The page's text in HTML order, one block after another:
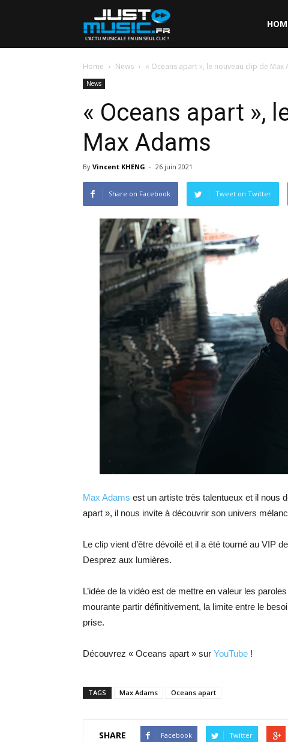
Home News « Oceans apart », le nouveau clip de Max
News
« Oceans apart »,
Max Adams
By Vincent KHENG - 26 juin 2021
Share on Facebook Tweet on Twitter
Max Adams est un artiste très talentueux et il nous
apart », il nous invite à découvrir son univers
Le clip vient d’être dévoilé et il a été tourné au VIP
Desprez aux lumières.
L’idée de la vidéo est de mettre en valeur les
mourante partir définitivement, la limite entre le
prise.
Découvrez « Oceans apart » sur YouTube !
TAGS Max Adams Oceans apart
SHARE Facebook Twitter